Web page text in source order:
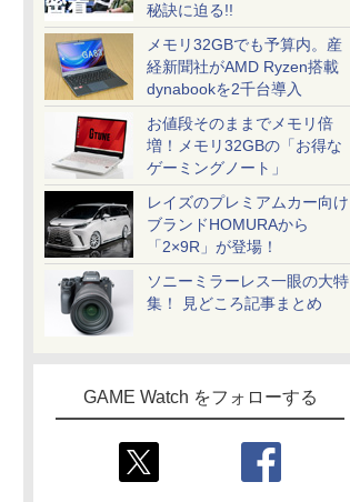
秘訣に迫る!!
メモリ32GBでも予算内。産
経新聞社がAMD Ryzen搭載
dynabookを2千台導入
お値段そのままでメモリ倍
増！メモリ32GBの「お得な
ゲーミングノート」
レイズのプレミアムカー向け
ブランドHOMURAから
「2×9R」が登場！
ソニーミラーレス一眼の大特
集！ 見どころ記事まとめ
GAME Watch をフォローする